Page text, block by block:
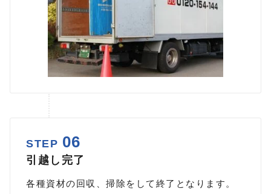
STEP 06
引越し完了
各種資材の回収、掃除をして終了となります。